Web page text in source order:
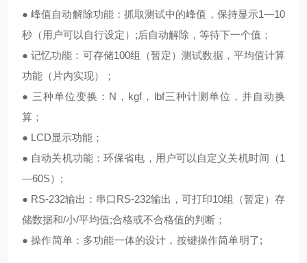
● 峰值自动解除功能：抓取测试中的峰值，保持显示1—10
秒（用户可以自行设定）;后自动解除，等待下一个值；
● 记忆功能：可存储100组（暂定）测试数据，平均值计算
功能（片内实现）；
● 三种单位变换：N，kgf，lbf三种计测单位，并自动换
算；
● LCD显示功能；
● 自动关机功能：环保省电，用户可以自定义关机时间（1
—60S）;
● RS-232输出：串口RS-232输出，可打印10组（暂定）存
储数据和/小/平均值;合格或不合格值的判断；
● 操作简单：多功能一体的设计，按键操作简单明了;